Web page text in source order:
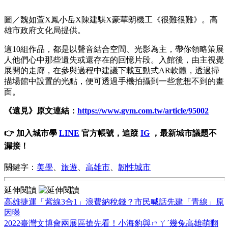
圖／魏如萱X鳳小岳X陳建騏X豪華朗機工《很難很難》。高
雄市政府文化局提供。
這10組作品，都是以聲音結合空間、光影為主，帶你領略策展
人他們心中那些遺失或還存在的回憶片段。入館後，由主視覺
展開的走廊，在參與過程中建議下載互動式AR軟體，透過掃
描場館中設置的光點，便可透過手機拍攝到一些意想不到的畫
面。
《遠見》原文連結： https://www.gvm.com.tw/article/95002
👉 加入城市學 LINE 官方帳號，追蹤 IG ，最新城市議題不
漏接！
關鍵字： 美學 旅遊 高雄市 韌性城市
延伸閱讀
高雄捷運「紫線3合1」浪費納稅錢？市民喊話先建「青線」原
因曝
2022臺灣文博會兩展區搶先看！小海豹與ㄇㄚˊ幾兔高雄萌翻